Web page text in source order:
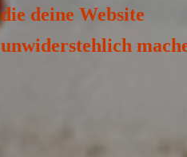
die deine Website
unwiderstehlich